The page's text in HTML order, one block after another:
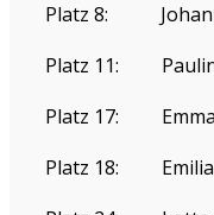
Platz 8:
Platz 11:
Platz 17:
Platz 18: